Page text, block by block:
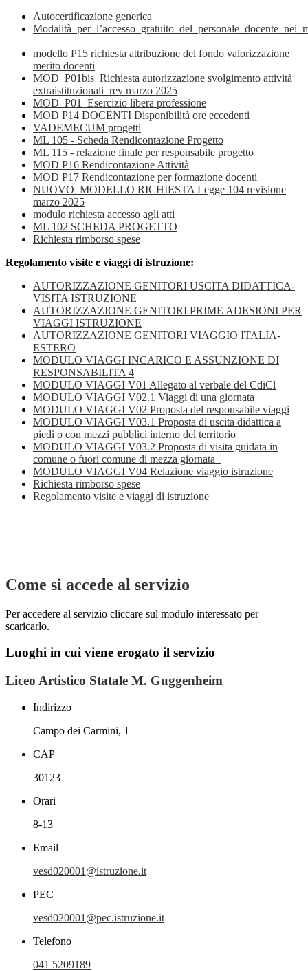
Autocertificazione generica
modello P15 richiesta attribuzione del fondo valorizzazione
merito docenti
MOD_P01bis_Richiesta autorizzazione svolgimento attività
extraistituzionali_rev marzo 2025
MOD_P01_Esercizio libera professione
MOD P14 DOCENTI Disponibilità ore eccedenti
VADEMECUM progetti
ML 105 - Scheda Rendicontazione Progetto
ML 115 - relazione finale per responsabile progetto
MOD P16 Rendicontazione Attività
MOD P17 Rendicontazione per formazione docenti
NUOVO_MODELLO RICHIESTA Legge 104 revisione
marzo 2025
modulo richiesta accesso agli atti
ML 102 SCHEDA PROGETTO
Richiesta rimborso spese
Regolamento visite e viaggi di istruzione:
AUTORIZZAZIONE GENITORI USCITA DIDATTICA-
VISITA ISTRUZIONE
AUTORIZZAZIONE GENITORI PRIME ADESIONI PER
VIAGGI ISTRUZIONE
AUTORIZZAZIONE GENITORI VIAGGIO ITALIA-
ESTERO
MODULO VIAGGI INCARICO E ASSUNZIONE DI
RESPONSABILITA 4
MODULO VIAGGI V01 Allegato al verbale del CdiCl
MODULO VIAGGI V02.1 Viaggi di una giornata
MODULO VIAGGI V02 Proposta del responsabile viaggi
MODULO VIAGGI V03.1 Proposta di uscita didattica a
piedi o con mezzi pubblici interno del territorio
MODULO VIAGGI V03.2 Proposta di visita guidata in
comune o fuori comune di mezza giornata
MODULO VIAGGI V04 Relazione viaggio istruzione
Richiesta rimborso spese
Regolamento visite e viaggi di istruzione
Come si accede al servizio
Per accedere al servizio cliccare sul modulo interessato per
scaricarlo.
Luoghi in cui viene erogato il servizio
Liceo Artistico Statale M. Guggenheim
Indirizzo
Campo dei Carmini, 1
CAP
30123
Orari
8-13
Email
vesd020001@istruzione.it
PEC
vesd020001@pec.istruzione.it
Telefono
041 5209189